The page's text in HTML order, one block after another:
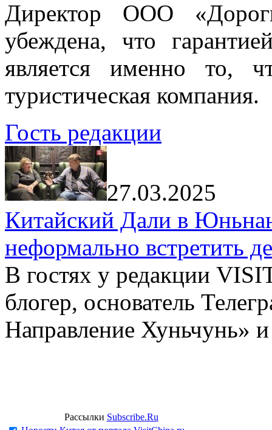
Директор ООО
убеждена, что
является именно то,
туристическая компания.
Гость редакции
27.03.2025
Китайский Дали в
неформально встретить
В гостях у редакции
блогер, основатель
Направление Хуньчунь»
Рассылки Subscribe.Ru